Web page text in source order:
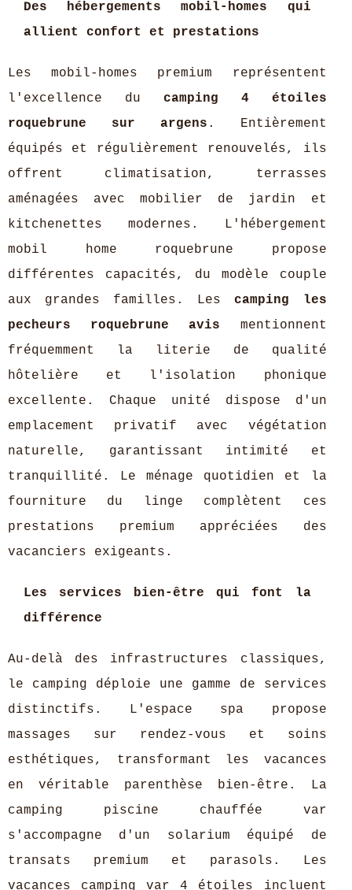
Des hébergements mobil-homes qui
allient confort et prestations
Les mobil-homes premium représentent
l'excellence du camping 4 étoiles
roquebrune sur argens . Entièrement
équipés et régulièrement renouvelés, ils
offrent climatisation, terrasses
aménagées avec mobilier de jardin et
kitchenettes modernes. L'hébergement
mobil home roquebrune propose
différentes capacités, du modèle couple
aux grandes familles. Lescamping les
pecheurs roquebrune avis mentionnent
fréquemment la literie de qualité
hôtelière et l'isolation phonique
excellente. Chaque unité dispose d'un
emplacement privatif avec végétation
naturelle, garantissant intimité et
tranquillité. Le ménage quotidien et la
fourniture du linge complètent ces
prestations premium appréciées des
vacanciers exigeants.
Les services bien-être qui font la
différence
Au-delà des infrastructures classiques,
le camping déploie une gamme de services
distinctifs. L'espace spa propose
massages sur rendez-vous et soins
esthétiques, transformant les vacances
en véritable parenthèse bien-être. La
camping piscine chauffée var
s'accompagne d'un solarium équipé de
transats premium et parasols. Les
vacances camping var 4 étoiles incluent